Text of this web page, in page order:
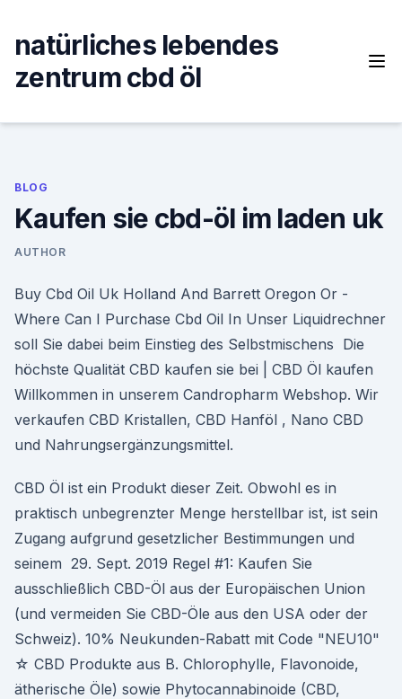
content
natürliches lebendes
zentrum cbd öl
BLOG
Kaufen sie cbd-öl im laden uk
AUTHOR
Buy Cbd Oil Uk Holland And Barrett Oregon Or -
Where Can I Purchase Cbd Oil In Unser Liquidrechner
soll Sie dabei beim Einstieg des Selbstmischens Die
höchste Qualität CBD kaufen sie bei | CBD Öl kaufen
Willkommen in unserem Candropharm Webshop. Wir
verkaufen CBD Kristallen, CBD Hanföl , Nano CBD
und Nahrungsergänzungsmittel.
CBD Öl ist ein Produkt dieser Zeit. Obwohl es in
praktisch unbegrenzter Menge herstellbar ist, ist sein
Zugang aufgrund gesetzlicher Bestimmungen und
seinem 29. Sept. 2019 Regel #1: Kaufen Sie
ausschließlich CBD-Öl aus der Europäischen Union
(und vermeiden Sie CBD-Öle aus den USA oder der
Schweiz). 10% Neukunden-Rabatt mit Code "NEU10"
☆ CBD Produkte aus B. Chlorophylle, Flavonoide,
ätherische Öle) sowie Phytocannabinoide (CBD,